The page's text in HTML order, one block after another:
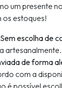
um presente
os estoques!
escolha de
de forma
com a
é possível